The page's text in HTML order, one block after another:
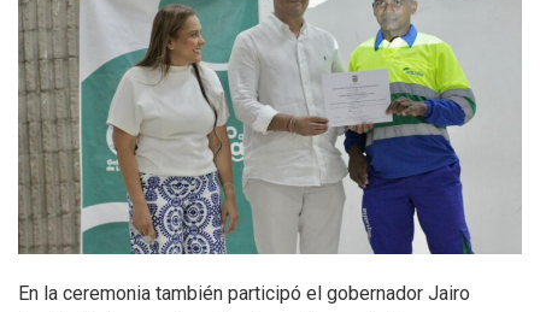
En la ceremonia también participó el gobernador Jairo